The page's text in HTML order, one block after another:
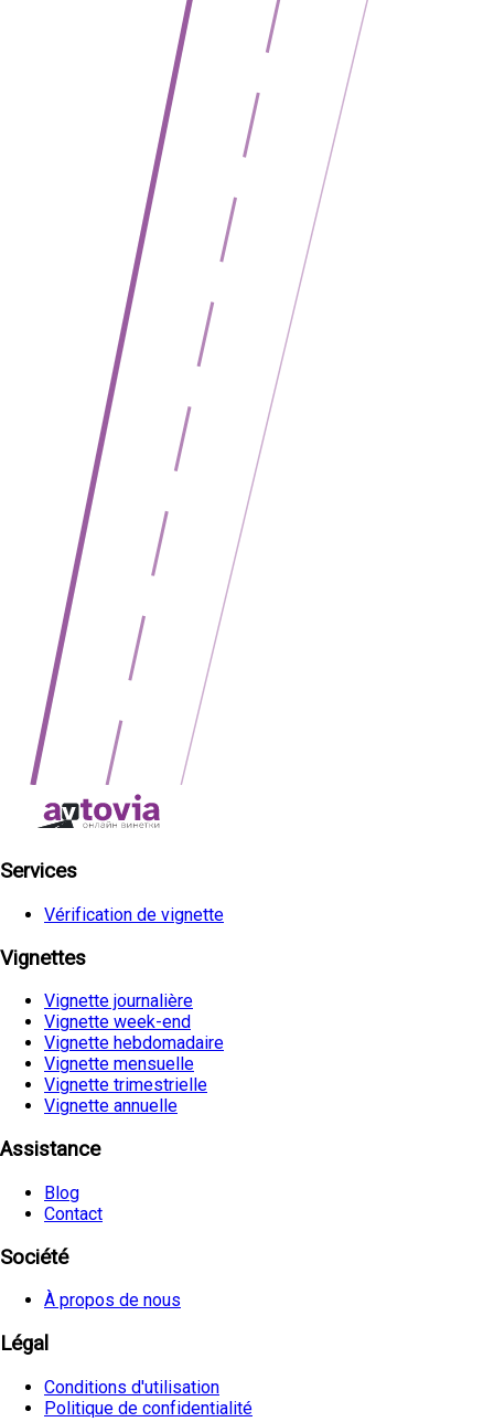
Services
Vérification de vignette
Vignettes
Vignette journalière
Vignette week-end
Vignette hebdomadaire
Vignette mensuelle
Vignette trimestrielle
Vignette annuelle
Assistance
Blog
Contact
Société
À propos de nous
Légal
Conditions d'utilisation
Politique de confidentialité